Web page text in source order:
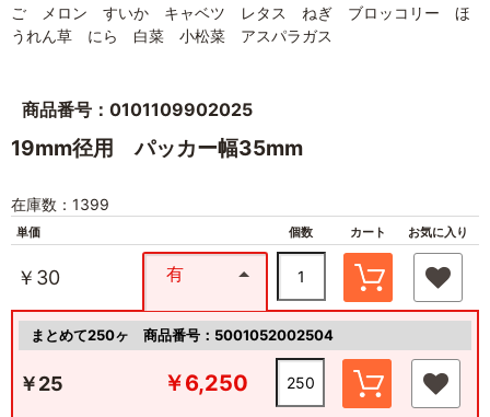
ご メロン すいか キャベツ レタス ねぎ ブロッコリー ほ
うれん草 にら 白菜 小松菜 アスパラガス
商品番号：0101109902025
19mm径用 パッカー幅35mm
在庫数：1399
単価 個数 カート お気に入り
￥30 有
まとめて250ヶ 商品番号：5001052002504
￥25 ￥6,250